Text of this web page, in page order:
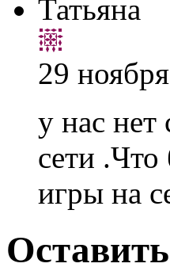
Татьяна
29
у нас нет
сети .Что
игры на